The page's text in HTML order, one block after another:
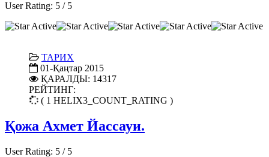
User Rating: 5 / 5
ТАРИХ
01-Қаңтар 2015
ҚАРАЛДЫ: 14317
РЕЙТИНГ:
( 1 HELIX3_COUNT_RATING )
Қожа Ахмет Йассауи.
User Rating: 5 / 5